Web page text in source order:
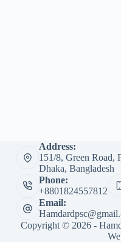
Address:
151/8, Green Road,
Dhaka, Bangladesh
Phone:
+8801824557812
Email:
Copyright © 2026 -